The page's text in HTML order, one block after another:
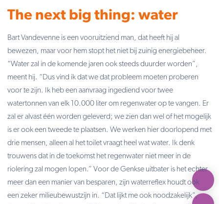
The next big thing: water
Bart Vandevenne is een vooruitziend man, dat heeft hij al
bewezen, maar voor hem stopt het niet bij zuinig energiebeheer.
“Water zal in de komende jaren ook steeds duurder worden”,
meent hij. “Dus vind ik dat we dat probleem moeten proberen
voor te zijn. Ik heb een aanvraag ingediend voor twee
watertonnen van elk 10.000 liter om regenwater op te vangen. Er
zal er alvast één worden geleverd; we zien dan wel of het mogelijk
is er ook een tweede te plaatsen. We werken hier doorlopend met
drie mensen, alleen al het toilet vraagt heel wat water. Ik denk
trouwens dat in de toekomst het regenwater niet meer in de
riolering zal mogen lopen.” Voor de Genkse uitbater is het echter
meer dan een manier van besparen, zijn waterreflex houdt ook
een zeker milieubewustzijn in. “Dat lijkt me ook noodzakelijk”,